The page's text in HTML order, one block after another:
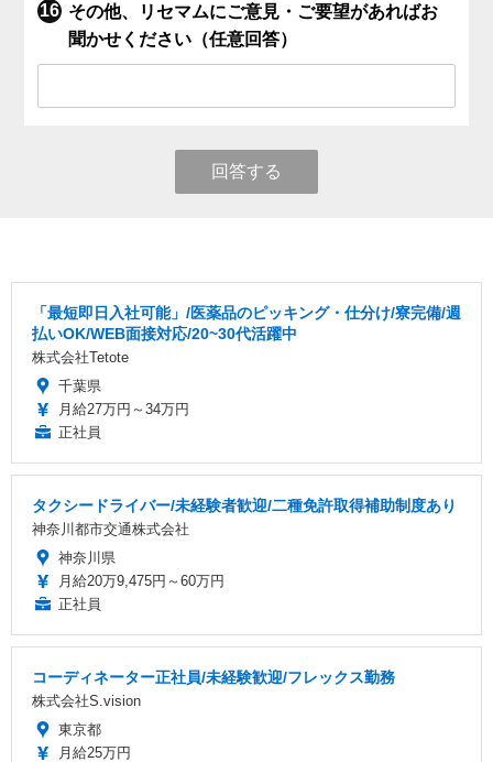
その他、リセマムにご意見・ご要望があればお
聞かせください（任意回答）
回答する
「最短即日入社可能」/医薬品のピッキング・仕分け/寮完備/週
払いOK/WEB面接対応/20~30代活躍中
株式会社Tetote
千葉県
月給27万円～34万円
正社員
タクシードライバー/未経験者歓迎/二種免許取得補助制度あり
神奈川都市交通株式会社
神奈川県
月給20万9,475円～60万円
正社員
コーディネーター正社員/未経験歓迎/フレックス勤務
株式会社S.vision
東京都
月給25万円